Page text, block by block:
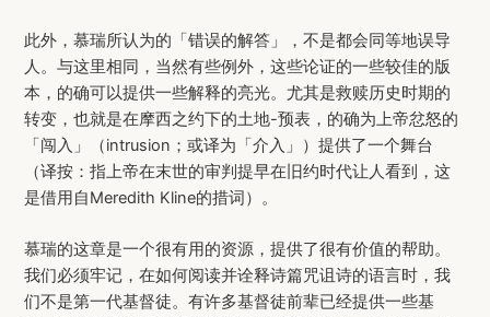
此外，慕瑞所认为的「错误的解答」，不是都会同等地误导
人。与这里相同，当然有些例外，这些论证的一些较佳的版
本，的确可以提供一些解释的亮光。尤其是救赎历史时期的
转变，也就是在摩西之约下的土地-预表，的确为上帝忿怒的
「闯入」（intrusion；或译为「介入」）提供了一个舞台
（译按：指上帝在末世的审判提早在旧约时代让人看到，这
是借用自Meredith Kline的措词）。
慕瑞的这章是一个很有用的资源，提供了很有价值的帮助。
我们必须牢记，在如何阅读并诠释诗篇咒诅诗的语言时，我
们不是第一代基督徒。有许多基督徒前辈已经提供一些基